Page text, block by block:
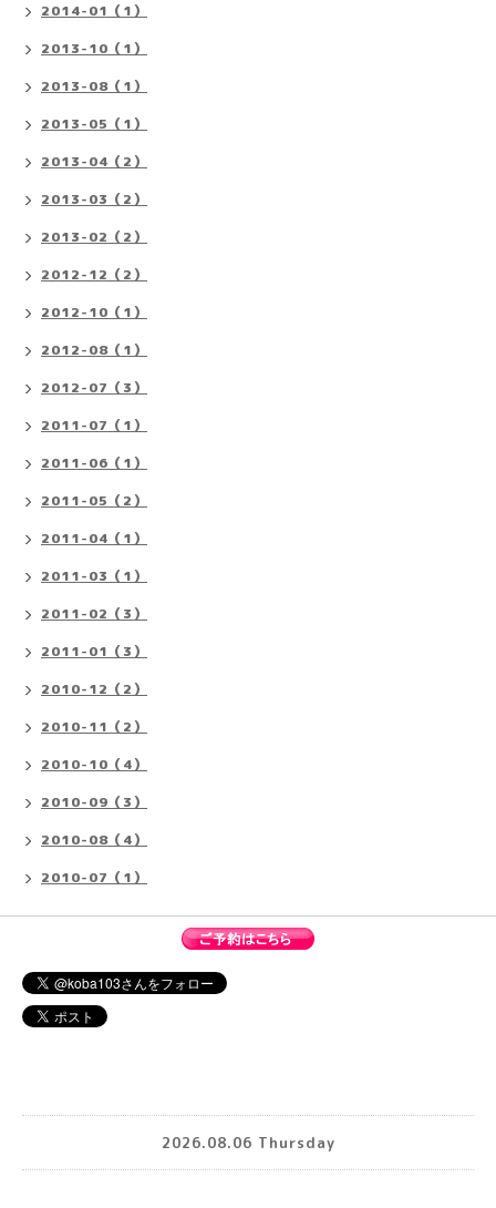
2014-01（1）
2013-10（1）
2013-08（1）
2013-05（1）
2013-04（2）
2013-03（2）
2013-02（2）
2012-12（2）
2012-10（1）
2012-08（1）
2012-07（3）
2011-07（1）
2011-06（1）
2011-05（2）
2011-04（1）
2011-03（1）
2011-02（3）
2011-01（3）
2010-12（2）
2010-11（2）
2010-10（4）
2010-09（3）
2010-08（4）
2010-07（1）
2026.08.06 Thursday